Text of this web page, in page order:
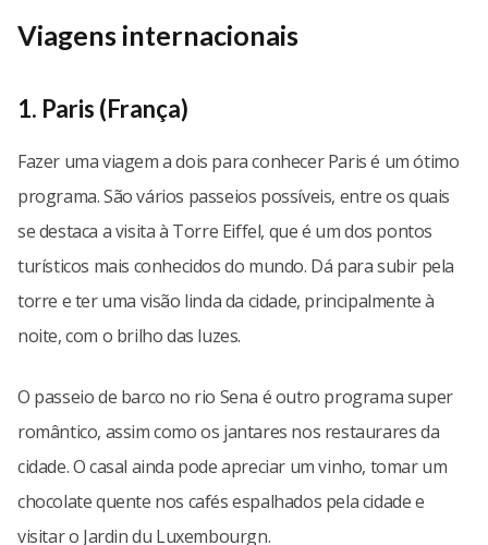
Viagens internacionais
1. Paris (França)
Fazer uma viagem a dois para conhecer Paris é um ótimo
programa. São vários passeios possíveis, entre os quais
se destaca a visita à Torre Eiffel, que é um dos pontos
turísticos mais conhecidos do mundo. Dá para subir pela
torre e ter uma visão linda da cidade, principalmente à
noite, com o brilho das luzes.
O passeio de barco no rio Sena é outro programa super
romântico, assim como os jantares nos restaurares da
cidade. O casal ainda pode apreciar um vinho, tomar um
chocolate quente nos cafés espalhados pela cidade e
visitar o Jardin du Luxembourgn.